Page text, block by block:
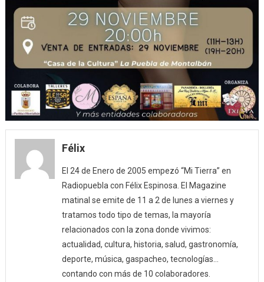
Félix
El 24 de Enero de 2005 empezó “Mi Tierra” en
Radiopuebla con Félix Espinosa. El Magazine
matinal se emite de 11 a 2 de lunes a viernes y
tratamos todo tipo de temas, la mayoría
relacionados con la zona donde vivimos:
actualidad, cultura, historia, salud, gastronomía,
deporte, música, gaspacheo, tecnologías…
contando con más de 10 colaboradores.